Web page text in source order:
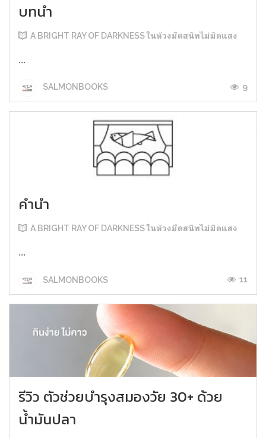
บทนำ
A BRIGHT RAY OF DARKNESS ในห้วงมืดสนิทไม่มิดแสง
...
SALMONBOOKS 9
คำนำ
A BRIGHT RAY OF DARKNESS ในห้วงมืดสนิทไม่มิดแสง
...
SALMONBOOKS 11
รีวิว ตัวช่วยบำรุงสมองวัย 30+ ด้วย
น้ำมันปลา